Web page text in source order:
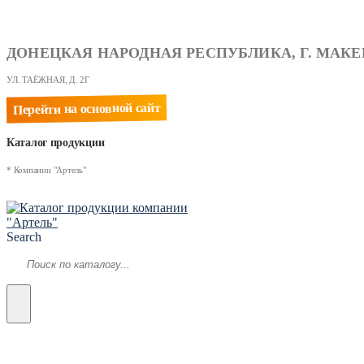
ДОНЕЦКАЯ НАРОДНАЯ РЕСПУБЛИКА, Г.
УЛ. ТАЁЖНАЯ, Д. 2Г
Перейти на основной сайт
Каталог продукции
* Компании "Артель"
Search